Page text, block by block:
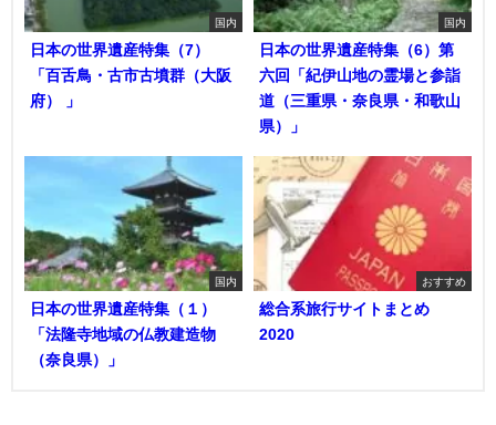
国内
日本の世界遺産特集（7）
「百舌鳥・古市古墳群（大阪
府） 」
国内
日本の世界遺産特集（6）第
六回「紀伊山地の霊場と参詣
道（三重県・奈良県・和歌山
県）」
国内
日本の世界遺産特集（１）
「法隆寺地域の仏教建造物
（奈良県）」
おすすめ
総合系旅行サイトまとめ
2020